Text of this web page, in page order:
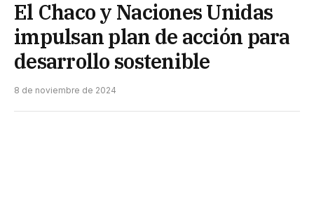
El Chaco y Naciones Unidas
impulsan plan de acción para
desarrollo sostenible
8 de noviembre de 2024